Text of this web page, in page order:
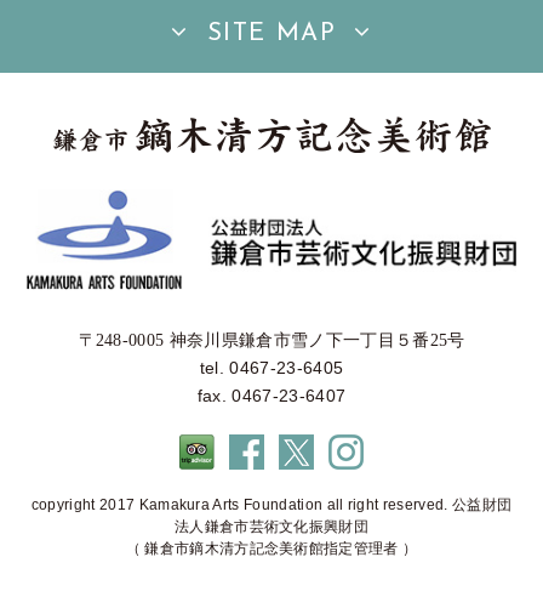
SITE MAP
〒248-0005 神奈川県鎌倉市雪ノ下一丁目５番25号
tel. 0467-23-6405
fax. 0467-23-6407
copyright 2017 Kamakura Arts Foundation all right reserved. 公益財団
法人鎌倉市芸術文化振興財団
（ 鎌倉市鏑木清方記念美術館指定管理者 ）